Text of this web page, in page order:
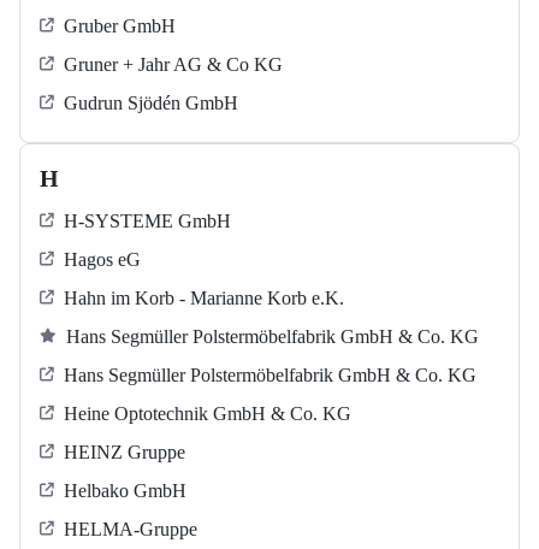
Gruber GmbH
Gruner + Jahr AG & Co KG
Gudrun Sjödén GmbH
H
H-SYSTEME GmbH
Hagos eG
Hahn im Korb - Marianne Korb e.K.
Hans Segmüller Polstermöbelfabrik GmbH & Co. KG
Hans Segmüller Polstermöbelfabrik GmbH & Co. KG
Heine Optotechnik GmbH & Co. KG
HEINZ Gruppe
Helbako GmbH
HELMA-Gruppe